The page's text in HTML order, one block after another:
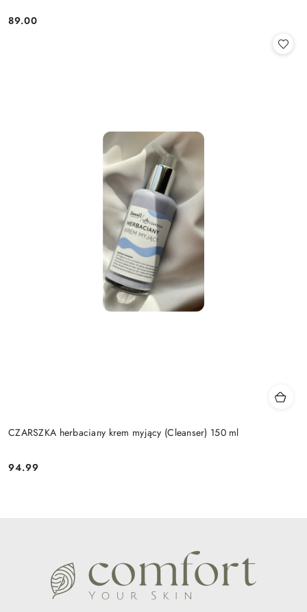
Cena:
89.00
CZARSZKA herbaciany krem myjący (Cleanser) 150 ml
Cena:
94.99